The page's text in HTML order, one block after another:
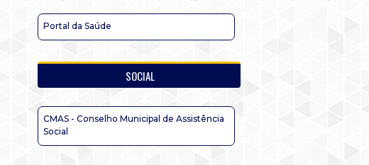
Portal da Saúde
SOCIAL
CMAS - Conselho Municipal de Assistência
Social